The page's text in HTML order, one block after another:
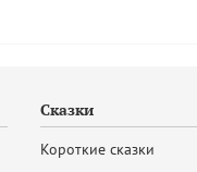
Сказки
Короткие сказки